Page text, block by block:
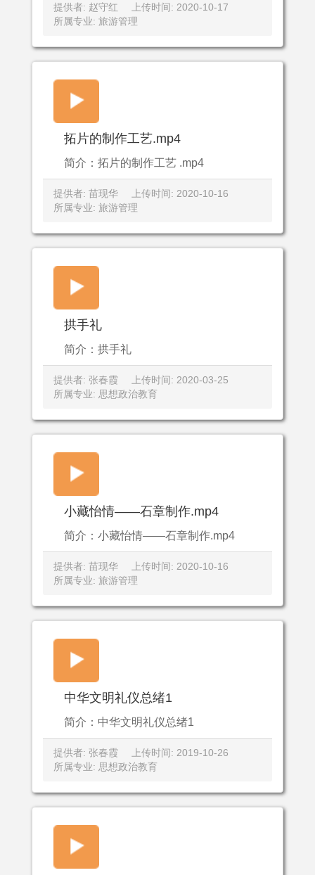
提供者: 赵守红
上传时间: 2020-10-17
所属专业: 旅游管理
拓片的制作工艺.mp4
简介：拓片的制作工艺 .mp4
提供者: 苗现华
上传时间: 2020-10-16
所属专业: 旅游管理
拱手礼
简介：拱手礼
提供者: 张春霞
上传时间: 2020-03-25
所属专业: 思想政治教育
小藏怡情——石章制作.mp4
简介：小藏怡情——石章制作.mp4
提供者: 苗现华
上传时间: 2020-10-16
所属专业: 旅游管理
中华文明礼仪总绪1
简介：中华文明礼仪总绪1
提供者: 张春霞
上传时间: 2019-10-26
所属专业: 思想政治教育